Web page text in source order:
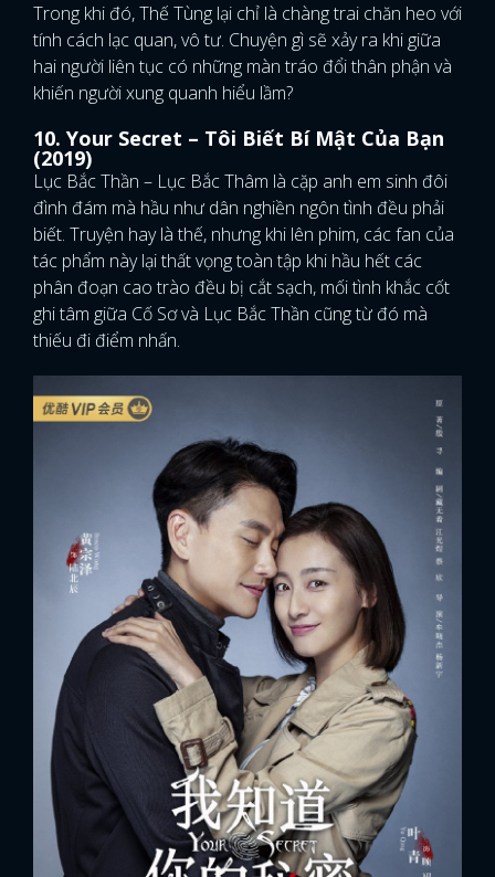
Trong khi đó, Thế Tùng lại chỉ là chàng trai chăn heo với
tính cách lạc quan, vô tư. Chuyện gì sẽ xảy ra khi giữa
hai người liên tục có những màn tráo đổi thân phận và
khiến người xung quanh hiểu lầm?
10. Your Secret – Tôi Biết Bí Mật Của Bạn
(2019)
Lục Bắc Thần – Lục Bắc Thâm là cặp anh em sinh đôi
đình đám mà hầu như dân nghiền ngôn tình đều phải
biết. Truyện hay là thế, nhưng khi lên phim, các fan của
tác phẩm này lại thất vọng toàn tập khi hầu hết các
phân đoạn cao trào đều bị cắt sạch, mối tình khắc cốt
ghi tâm giữa Cố Sơ và Lục Bắc Thần cũng từ đó mà
thiếu đi điểm nhấn.